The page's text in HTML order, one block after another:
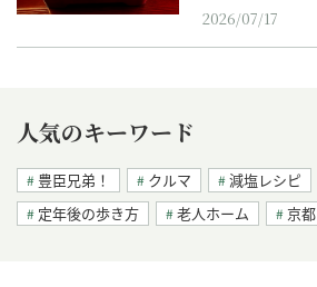
2026/07/17
人気のキーワード
豊臣兄弟！ クルマ 減塩レシピ
定年後の歩き方
老人ホーム 京都